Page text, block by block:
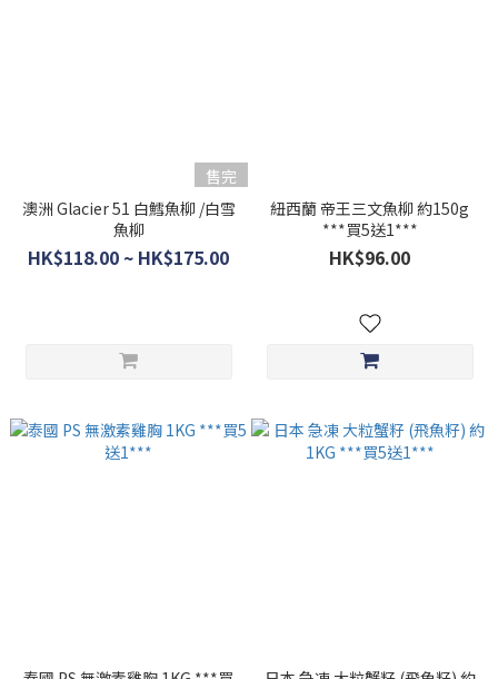
售完
澳洲 Glacier 51 白鱈魚柳 /白雪
魚柳
HK$118.00 ~ HK$175.00
紐西蘭 帝王三文魚柳 約150g
***買5送1***
HK$96.00